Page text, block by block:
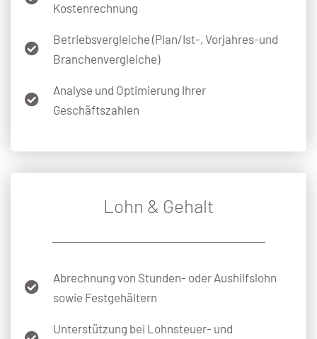
Kostenrechnung
Betriebsvergleiche (Plan/Ist-, Vorjahres-und
Branchenvergleiche)
Analyse und Optimierung Ihrer
Geschäftszahlen
Lohn & Gehalt
Abrechnung von Stunden- oder Aushilfslohn
sowie Festgehältern
Unterstützung bei Lohnsteuer- und